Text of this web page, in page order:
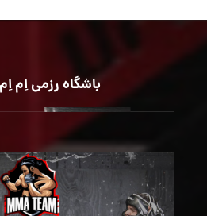
باشگاه رزمی اِم